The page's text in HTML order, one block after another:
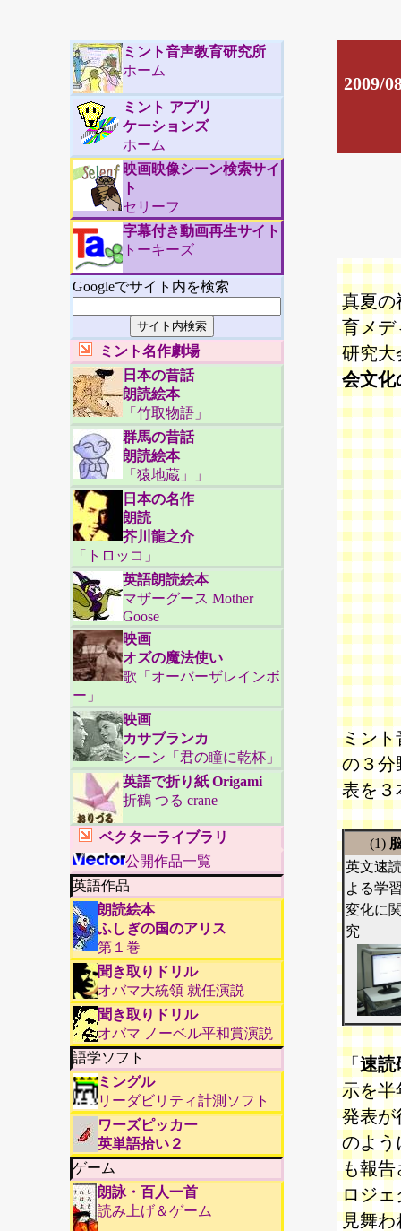
ミント音声教育研究所
ホーム
ミント アプリ
ケーションズ
ホーム
映画映像シーン検索サイ
ト
セリーフ
字幕付き動画再生サイト
トーキーズ
Googleでサイト内を検索
ミント名作劇場
日本の昔話
朗読絵本
「竹取物語」
群馬の昔話
朗読絵本
「猿地蔵」」
日本の名作
朗読
芥川龍之介
「トロッコ」
英語朗読絵本
マザーグース Mother
Goose
映画
オズの魔法使い
歌「オーバーザレインボ
ー」
映画
カサブランカ
シーン「君の瞳に乾杯」
英語で折り紙 Origami
折鶴 つる crane
ベクターライブラリ
公開作品一覧
英語作品
朗読絵本
ふしぎの国のアリス
第１巻
聞き取りドリル
オバマ大統領 就任演説
聞き取りドリル
オバマ ノーベル平和賞演説
語学ソフト
ミングル
リーダビリティ計測ソフト
ワーズピッカー
英単語拾い２
ゲーム
朗詠・百人一首
読み上げ＆ゲーム
2009/
真夏の
育メデ
研究大
会文化
ミント
の３分
表を３
(1)
英文速
よる学
変化に
究
「速読
示を半
発表が
のよう
も報告
ロジェ
見舞わ